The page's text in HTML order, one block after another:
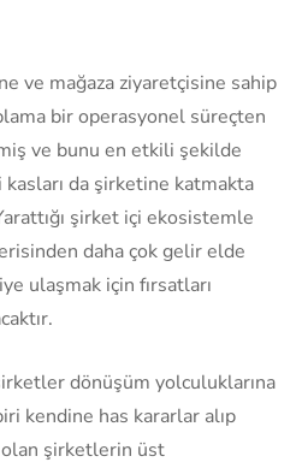
ve mağaza ziyaretçisine sahip
bir operasyonel süreçten
ve bunu en etkili şekilde
da şirketine katmakta
şirket içi ekosistemle
daha çok gelir elde
ulaşmak için fırsatları
dönüşüm yolculuklarına
kendine has kararlar alıp
şirketlerin üst